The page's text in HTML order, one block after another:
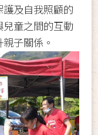
護及自我照顧的
童之間的互動
子關係。